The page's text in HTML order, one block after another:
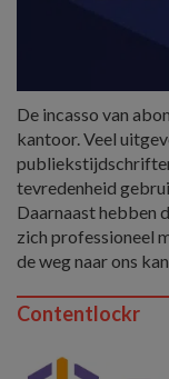
De incasso van
kantoor. Veel
tevredenheid
Daarnaast hebben
zich professioneel
de weg naar ons
Contentlockr